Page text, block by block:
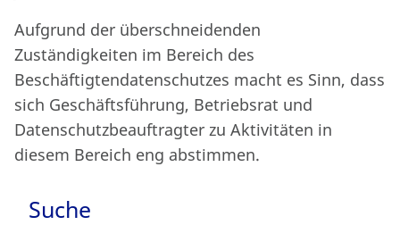
Aufgrund der überschneidenden
Zuständigkeiten im Bereich des
Beschäftigtendatenschutzes macht es Sinn, dass
sich Geschäftsführung, Betriebsrat und
Datenschutzbeauftragter zu Aktivitäten in
diesem Bereich eng abstimmen.
Suche